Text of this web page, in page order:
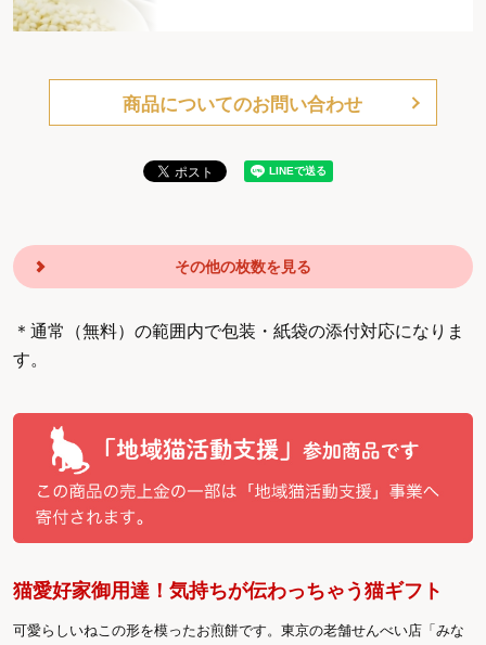
商品についてのお問い合わせ
その他の枚数を見る
＊通常（無料）の範囲内で包装・紙袋の添付対応になりま
す。
猫愛好家御用達！気持ちが伝わっちゃう猫ギフト
可愛らしいねこの形を模ったお煎餅です。東京の老舗せんべい店「みな